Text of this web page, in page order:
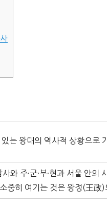
는 왕대의 역사적 상황으로
와 주·군·부·현과 서울 안
중히 여기는 것은 왕정(王